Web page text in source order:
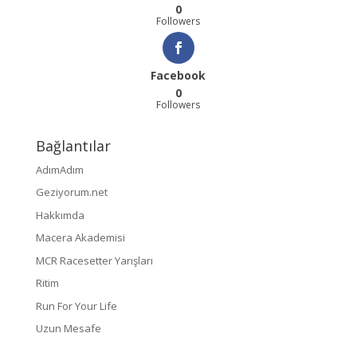
0
Followers
Facebook
0
Followers
Bağlantılar
AdımAdım
Geziyorum.net
Hakkımda
Macera Akademisi
MCR Racesetter Yarışları
Ritim
Run For Your Life
Uzun Mesafe